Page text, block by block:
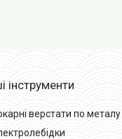
інструменти
верстати по металу